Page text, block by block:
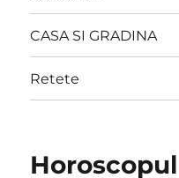
CASA SI GRADINA
Retete